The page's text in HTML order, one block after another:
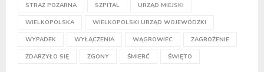
STRAŻ POŻARNA SZPITAL URZĄD MIEJSKI
WIELKOPOLSKA WIELKOPOLSKI URZĄD WOJEWÓDZKI
WYPADEK WYŁĄCZENIA WĄGROWIEC ZAGROŻENIE
ZDARZYŁO SIĘ ZGONY ŚMIERĆ ŚWIĘTO